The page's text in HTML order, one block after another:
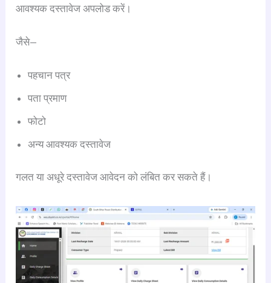
आवश्यक दस्तावेज अपलोड करें।
जैसे—
पहचान पत्र
पता प्रमाण
फोटो
अन्य आवश्यक दस्तावेज
गलत या अधूरे दस्तावेज आवेदन को लंबित कर सकते हैं।